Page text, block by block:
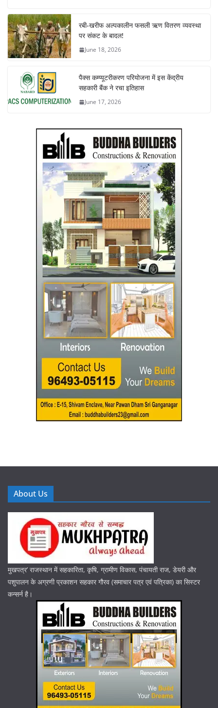
रबी-खरीफ अल्पकालीन फसली ऋण वितरण व्यवस्था
पर संकट के बादल!
June 18, 2026
पैक्स कम्प्यूटरीकरण परियोजना में इस केंद्रीय
सहकारी बैंक ने रचा इतिहास
June 17, 2026
About Us
मुखपत्र’ राजस्थान में सहकारिता, कृषि, ग्रामीण विकास, पंचायती राज, डेयरी और
पशुपालन के अग्रणी प्रकाशन सहकार गौरव (समाचार पत्र एवं पत्रिका) का सिस्टर
कन्सर्न है।